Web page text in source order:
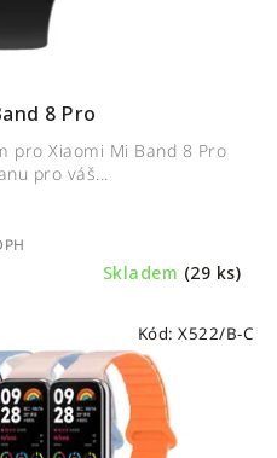
8 Pro
Skladem (29 ks)
pro Xiaomi Mi Band 8 Pro
pro váš...
Kód: X522/B-C